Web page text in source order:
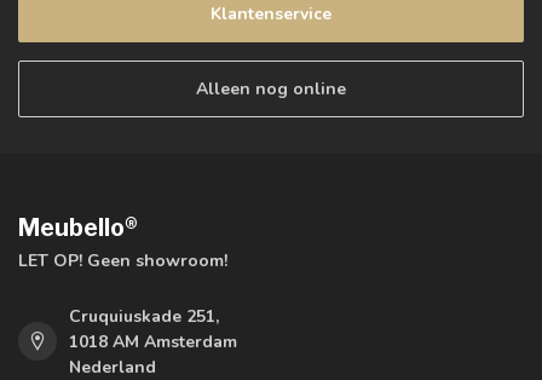
Klantenservice
Alleen nog online
Meubello®
LET OP! Geen showroom!
Cruquiuskade 251,
1018 AM Amsterdam
Nederland